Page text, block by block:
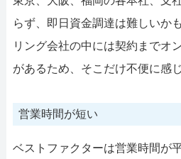
らず、即日資金調達は難しいか
リング会社の中には契約までオ
があるため、そこだけ不便に感
営業時間が短い
ベストファクターは営業時間が